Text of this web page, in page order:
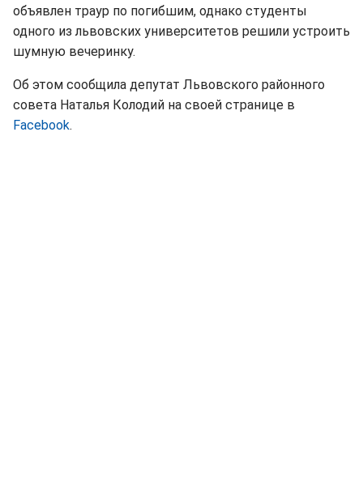
объявлен траур по погибшим, однако студенты
одного из львовских университетов решили устроить
шумную вечеринку.
Об этом сообщила депутат Львовского районного
совета Наталья Колодий на своей странице в
Facebook.